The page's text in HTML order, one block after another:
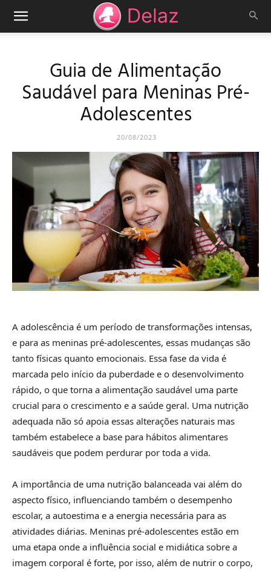
Guia de Alimentação
Saudável para Meninas Pré-
Adolescentes
20/08/2023
A adolescência é um período de transformações intensas,
e para as meninas pré-adolescentes, essas mudanças são
tanto físicas quanto emocionais. Essa fase da vida é
marcada pelo início da puberdade e o desenvolvimento
rápido, o que torna a alimentação saudável uma parte
crucial para o crescimento e a saúde geral. Uma nutrição
adequada não só apoia essas alterações naturais mas
também estabelece a base para hábitos alimentares
saudáveis que podem perdurar por toda a vida.
A importância de uma nutrição balanceada vai além do
aspecto físico, influenciando também o desempenho
escolar, a autoestima e a energia necessária para as
atividades diárias. Meninas pré-adolescentes estão em
uma etapa onde a influência social e midiática sobre a
imagem corporal é forte, por isso, além de nutrir o corpo,